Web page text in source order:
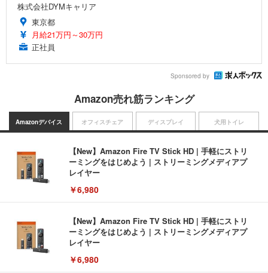
株式会社DYMキャリア
東京都
月給21万円～30万円
正社員
Sponsored by
Amazon売れ筋ランキング
Amazonデバイス
【New】Amazon Fire TV Stick HD | 手軽にストリ
ーミングをはじめよう | ストリーミングメディアプ
レイヤー
￥6,980
【New】Amazon Fire TV Stick HD | 手軽にストリ
ーミングをはじめよう | ストリーミングメディアプ
レイヤー
￥6,980
オフィスチェア ディスプレイ 犬用トイレ